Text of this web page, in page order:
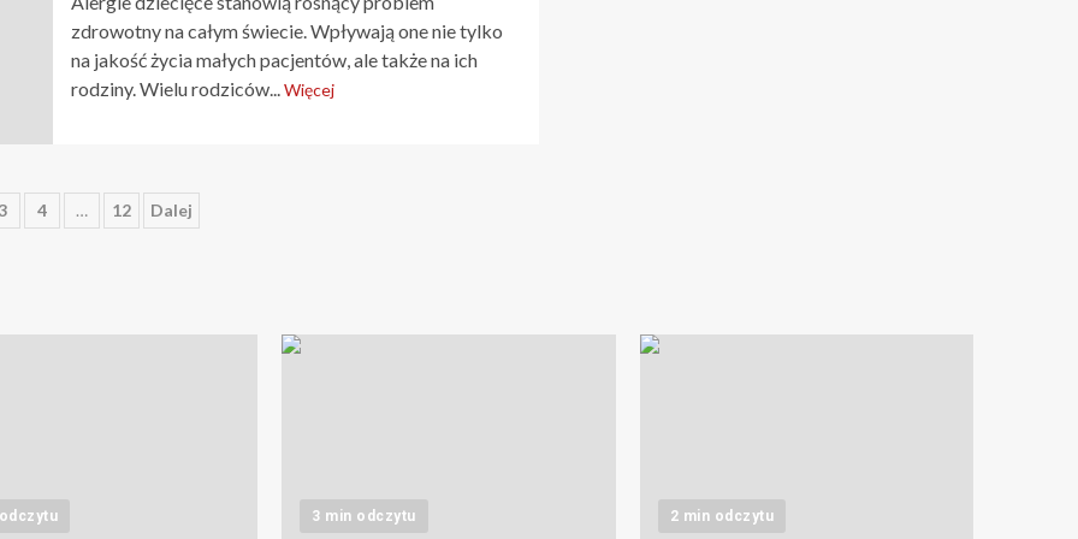
zdrowotny na całym świecie. Wpływają one nie tylko
na jakość życia małych pacjentów, ale także na ich
rodziny. Wielu rodziców... Więcej
4 … 12 Dalej
3 min odczytu 2 min odczytu